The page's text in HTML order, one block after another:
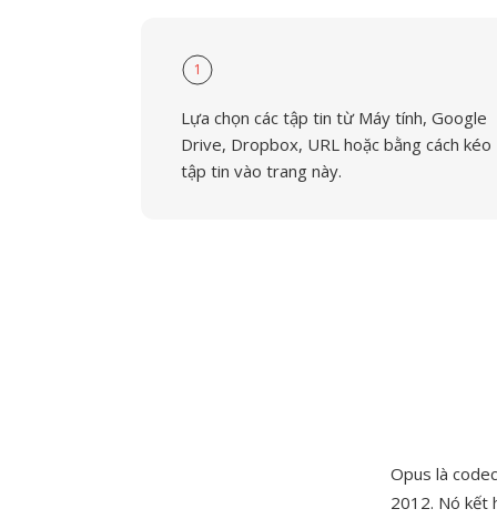
1
Lựa chọn các tập tin từ Máy tính, Google
Drive, Dropbox, URL hoặc bằng cách kéo
tập tin vào trang này.
Opus là
2012. Nó kết